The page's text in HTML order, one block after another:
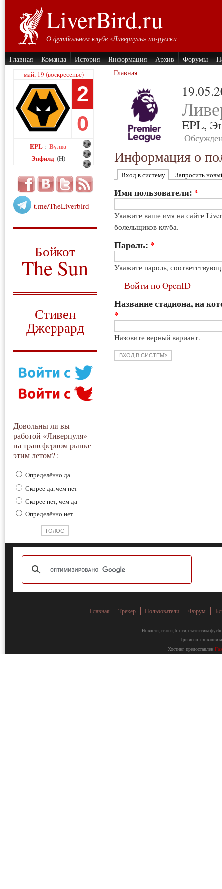
LiverBird.ru
О футбольном клубе «Ливерпуль» по-русски
Главная Команда История Информация Архив Форумы
май, 19 (воскресенье)
2
0
EPL : Вулвз
Энфилд (H)
t.me/TheLiverbird
Бойкот
The Sun
Стивен
Джеррард
Довольны ли вы
работой «Ливерпуля»
на трансферном рынке
этим летом? :
Определённо да
Скорее да, чем нет
Скорее нет, чем да
Определённо нет
Главная
EPL,
Информация о
Вход в систему Запросить
Имя пользователя: *
Укажите ваше имя на сайте
болельщиков клуба.
Пароль: *
Укажите пароль,
Войти по OpenID
Название стадиона, на
*
Назовите верный вариант.
Главная Трекер Пользователи Форум
Новости, статьи, блоги, статистика
При использовании
Хостинг предоставлен